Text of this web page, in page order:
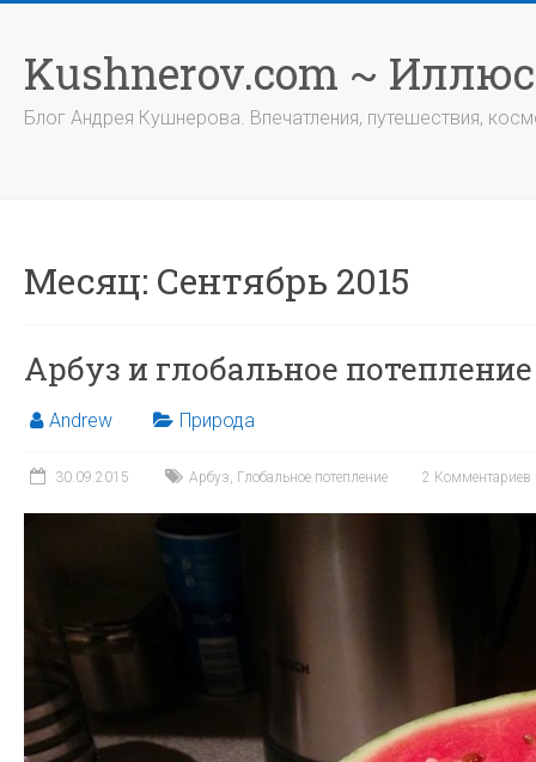
содержимому
Kushnerov.com ~
Блог Андрея Кушнерова. Впечатления, путешествия,
Месяц: Сентябрь 2015
Арбуз и глобальное потепление
Andrew Природа
30.09.2015 Арбуз, Глобальное потепление 2 Комментариев